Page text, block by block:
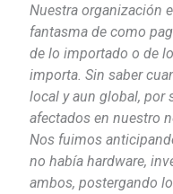
Nuestra organización
fantasma de como
de lo importado o de
importa. Sin saber
local y aun global, por
afectados en nuestro
Nos fuimos
no había hardware,
ambos, postergando